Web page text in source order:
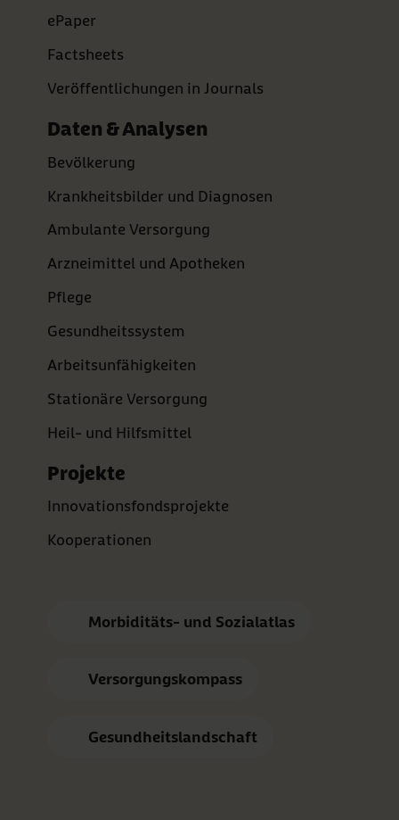
ePaper
Factsheets
Veröffentlichungen in Journals
Daten & Analysen
Bevölkerung
Krankheitsbilder und Diagnosen
Ambulante Versorgung
Arzneimittel und Apotheken
Pflege
Gesundheitssystem
Arbeitsunfähigkeiten
Stationäre Versorgung
Heil- und Hilfsmittel
Projekte
Innovationsfondsprojekte
Kooperationen
Morbiditäts- und Sozialatlas
Versorgungskompass
Gesundheitslandschaft